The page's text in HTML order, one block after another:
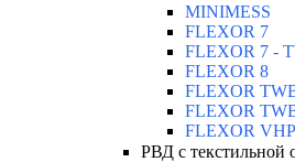
MINIMESS
FLEXOR 7
FLEXOR 7 -
FLEXOR 8
FLEXOR
FLEXOR
FLEXOR
РВД с текстильной